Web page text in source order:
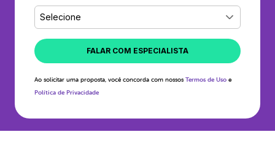
Selecione
FALAR COM ESPECIALISTA
Ao solicitar uma proposta, você concorda com nossos Termos de Uso e
Política de Privacidade